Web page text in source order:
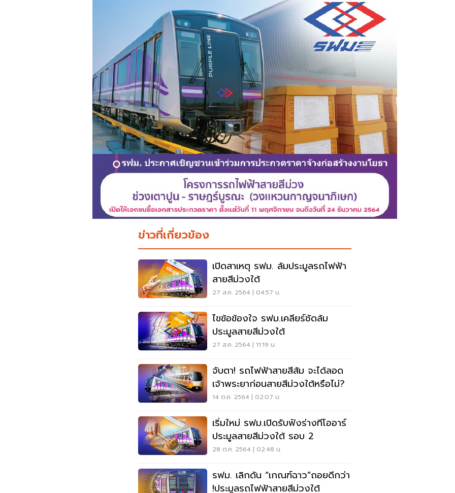
ข่าวที่เกี่ยวข้อง
เปิดสาเหตุ รฟม. ล้มประมูลรถไฟฟ้า
สายสีม่วงใต้
27 ส.ค. 2564 | 04:57 น.
ไขข้อข้องใจ รฟม.เคลียร์ชัดล้ม
ประมูลสายสีม่วงใต้
27 ส.ค. 2564 | 11:19 น.
จับตา! รถไฟฟ้าสายสีส้ม จะได้ลอด
เจ้าพระยาก่อนสายสีม่วงใต้หรือไม่?
14 ต.ค. 2564 | 02:07 น.
เริ่มใหม่ รฟม.เปิดรับฟังร่างทีโออาร์
ประมูลสายสีม่วงใต้ รอบ 2
28 ต.ค. 2564 | 02:48 น.
รฟม. เลิกดัน “เกณฑ์ฉาว”ถอยดีกว่า
!ประมูลรถไฟฟ้าสายสีม่วงใต้